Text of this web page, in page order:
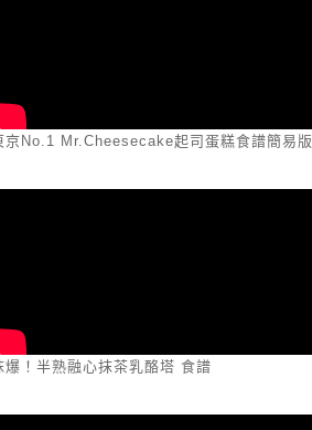
京No.1 Mr.Cheesecake起司蛋糕食譜簡易版
爆！半熟融心抹茶乳酪塔 食譜